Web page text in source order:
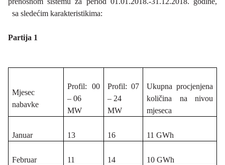
sa sledećim karakteristikima:
Partija 1
Mjesec
nabavke
Profil: 00
– 06
MW
Profil: 07
– 24
MW
Ukupna procjenjena
količina na nivou
mjeseca
Januar 13 16 11 GWh
Februar 11 14 10 GWh